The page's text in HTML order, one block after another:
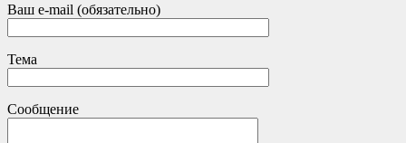
Ваш e-mail (обязательно)
Тема
Сообщение